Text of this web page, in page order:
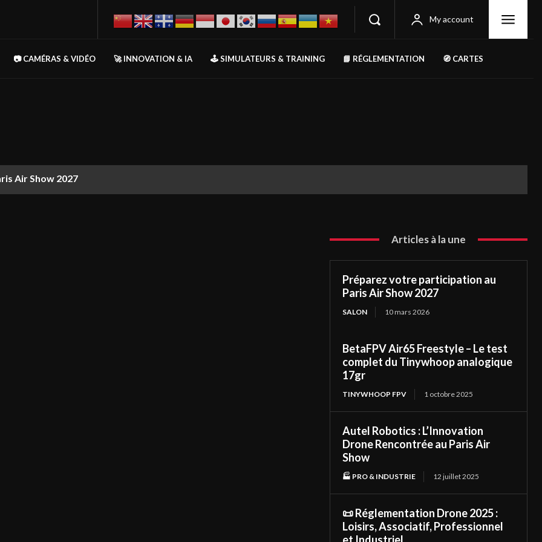
My account
📷 CAMÉRAS & VIDÉO 🚀 INNOVATION & IA 🕹️ SIMULATEURS & TRAINING 📘 RÉGLEMENTATION 🧭 CARTES
Air Show 2027
Articles à la une
Préparez votre participation au
Paris Air Show 2027
SALON 10 mars 2026
BetaFPV Air65 Freestyle – Le test
complet du Tinywhoop analogique
17gr
TINYWHOOP FPV 1 octobre 2025
Autel Robotics : L’Innovation
Drone Rencontrée au Paris Air
Show
🏭 PRO & INDUSTRIE 12 juillet 2025
📜 Réglementation Drone 2025 :
Loisirs, Associatif, Professionnel